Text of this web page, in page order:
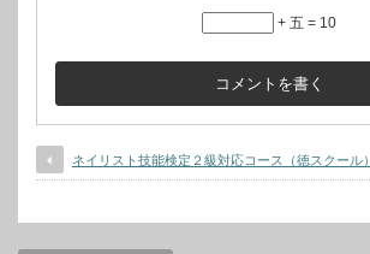
+ 五 = 10
ネイリスト技能検定２級対応コース（徳スクール）